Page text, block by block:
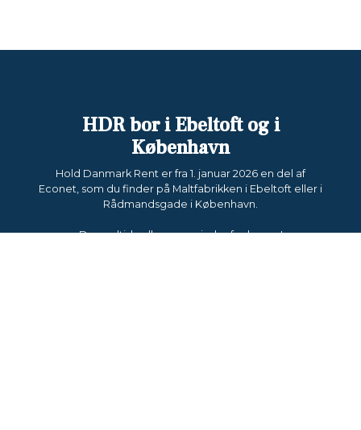
HDR bor i Ebeltoft og i
København
Hold Danmark Rent er fra 1. januar 2026 en del af
Econet, som du finder på Maltfabrikken i Ebeltoft eller i
Rådmandsgade i København.
Du er altid velkommen indenfor hos os!